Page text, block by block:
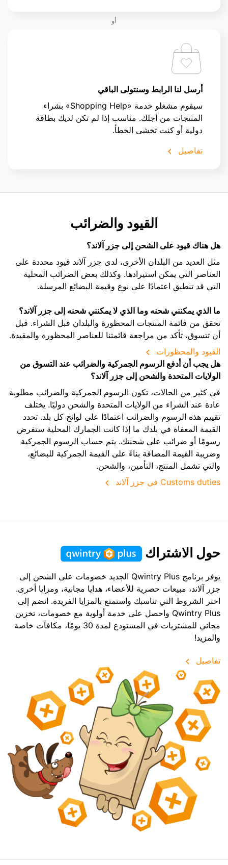
أو
أرسل لنا الرابط وسنتولى الباقي
سيقوم مشغلو خدمة «Shopping Help» بشراء
المنتجات من أجلك. مناسب إذا لم تكن لديك بطاقة
دولية أو كنت تخشى الخطأ.
تفاصيل
القيود والضرائب
هل هناك قيود على الشحن إلى جزر آلاند؟
مثل العديد من البلدان الأخرى، لدى جزر آلاند قيود محددة على
العناصر التي يمكن استيرادها. وكذلك بعض الضرائب المحلية
التي قد تنطبق اعتمادًا على نوع وقيمة البضائع المرسلة.
ما الذي يمكنني شحنه وما الذي لا يمكنني شحنه إلى جزر آلاند؟
تحقق من قائمة المنتجات المحظورة والبلدان قبل الشراء. قبل
أن تتسوق، تأكد من مراجعة قائمتنا للعناصر المحظورة والمقيدة.
القيود والمحظورات
هل يجب أن أدفع الرسوم الجمركية والضرائب عند التسوق من
الولايات المتحدة والشحن إلى جزر آلاند؟
في كثير من الحالات، تكون الرسوم الجمركية والضرائب مطلوبة
عادة عند الشراء من الولايات المتحدة والشحن دوليًا. يختلف
تقييم هذه الرسوم والضرائب اعتمادًا على لوائح كل بلد. تحدد
القيمة المعفاة في بلدك ما إذا كانت الجمارك المحلية ستفرض
رسومًا أو ضرائب على شحنتك. يتم حساب الرسوم الجمركية
وضريبة القيمة المضافة بناءً على القيمة الجمركية للبضائع،
والتي تشمل المنتج، التأمين، والشحن.
Customs duties في جزر آلاند
حول الاشتراك
يوفر برنامج Qwintry Plus الجديد خصومات على الشحن إلى
جزر آلاند، مبيعات حصرية للأعضاء، هدايا مجانية، ومزايا أخرى.
اختر الشروط التي تناسبك واستمتع بالمزايا الفريدة. انضم إلى
Qwintry Plus واحصل على خدمة أولوية مع خصومات، تخزين
مجاني للمشتريات في المستودع لمدة 30 يومًا، مكافآت خاصة
والمزيد!
تفاصيل